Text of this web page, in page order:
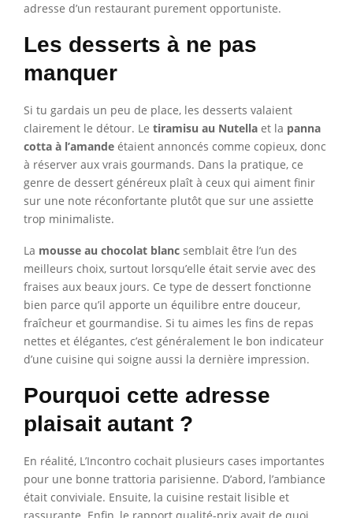
adresse d’un restaurant purement opportuniste.
Les desserts à ne pas
manquer
Si tu gardais un peu de place, les desserts valaient
clairement le détour. Le tiramisu au Nutella et la panna
cotta à l’amande étaient annoncés comme copieux, donc
à réserver aux vrais gourmands. Dans la pratique, ce
genre de dessert généreux plaît à ceux qui aiment finir
sur une note réconfortante plutôt que sur une assiette
trop minimaliste.
La mousse au chocolat blanc semblait être l’un des
meilleurs choix, surtout lorsqu’elle était servie avec des
fraises aux beaux jours. Ce type de dessert fonctionne
bien parce qu’il apporte un équilibre entre douceur,
fraîcheur et gourmandise. Si tu aimes les fins de repas
nettes et élégantes, c’est généralement le bon indicateur
d’une cuisine qui soigne aussi la dernière impression.
Pourquoi cette adresse
plaisait autant ?
En réalité, L’Incontro cochait plusieurs cases importantes
pour une bonne trattoria parisienne. D’abord, l’ambiance
était conviviale. Ensuite, la cuisine restait lisible et